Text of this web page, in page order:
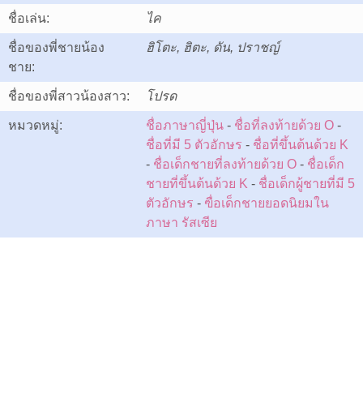
ชื่อเล่น: ไค
ชื่อของพี่ชายน้อง
ชาย:
ฮิโตะ, ฮิตะ, ดัน, ปราชญ์
ชื่อของพี่สาวน้องสาว: โปรด
หมวดหมู่: ชื่อภาษาญี่ปุ่น - ชื่อที่ลงท้ายด้วย O -
ชื่อที่มี 5 ตัวอักษร - ชื่อที่ขึ้นต้นด้วย K
- ชื่อเด็กชายที่ลงท้ายด้วย O - ชื่อเด็ก
ชายที่ขึ้นต้นด้วย K - ชื่อเด็กผู้ชายที่มี 5
ตัวอักษร - ฃื่อเด็กชายยอดนิยมใน
ภาษา รัสเซีย